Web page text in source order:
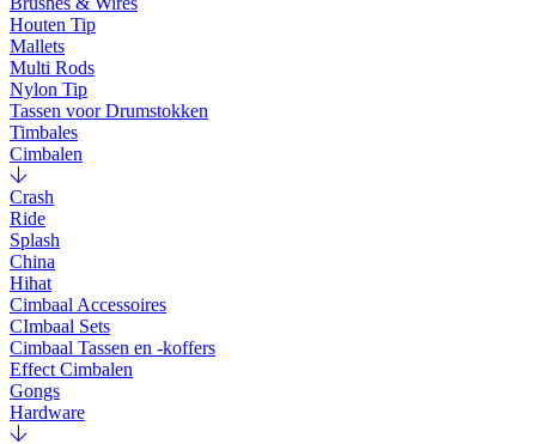
Houten Tip
Mallets
Multi Rods
Nylon Tip
Tassen voor Drumstokken
Timbales
Cimbalen
Crash
Ride
Splash
China
Hihat
Cimbaal Accessoires
CImbaal Sets
Cimbaal Tassen en -koffers
Effect Cimbalen
Gongs
Hardware